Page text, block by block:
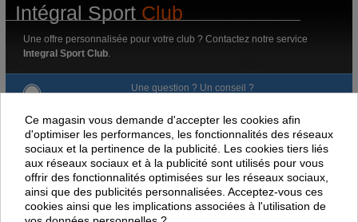
Intégral Sport Club
Une offre personnalisée pour votre club ? Contactez notre service
Integral Sport Club
Une question ? Un conseil ?
au05 79 80 60 00ou paremail
Livraison gratuite dès 100 € d'achat.
Paiement en ligne 100% sécurisé
Paiement par virement
Ce magasin vous demande d'accepter les cookies afin
d'optimiser les performances, les fonctionnalités des réseaux
sociaux et la pertinence de la publicité. Les cookies tiers liés
aux réseaux sociaux et à la publicité sont utilisés pour vous
offrir des fonctionnalités optimisées sur les réseaux sociaux,
ainsi que des publicités personnalisées. Acceptez-vous ces
cookies ainsi que les implications associées à l'utilisation de